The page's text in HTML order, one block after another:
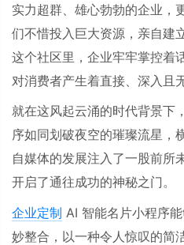
实力超群、雄心勃勃的企业，
们不惜投入巨大资源，亲自建
这个社区里，企业牢牢掌控着
对消费者产生着直接、深入且
就在这风起云涌的时代背景下，
序如同划破夜空的璀璨流星，
自媒体的发展注入了一股前所
开启了通往成功的神秘之门。
企业定制 AI 智能名片小程序
妙整合，以一种令人惊叹的简